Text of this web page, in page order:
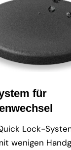
für
Lock-
wenigen